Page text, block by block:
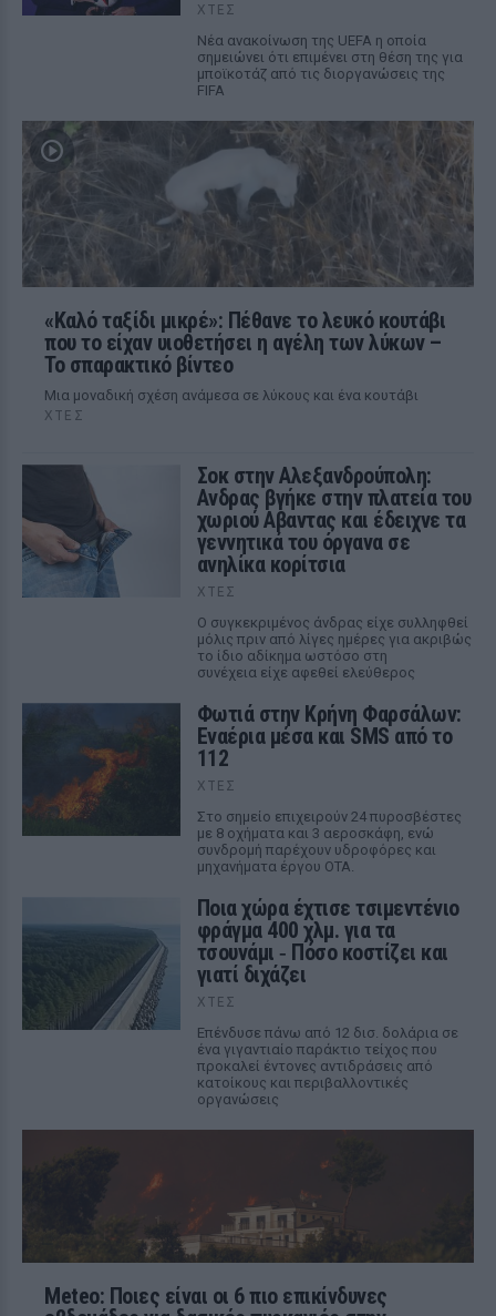
ΧΤΕΣ
Νέα ανακοίνωση της UEFA η οποία
σημειώνει ότι επιμένει στη θέση της για
μποϊκοτάζ από τις διοργανώσεις της
FIFA
«Καλό ταξίδι μικρέ»: Πέθανε το λευκό κουτάβι
που το είχαν υιοθετήσει η αγέλη των λύκων –
Το σπαρακτικό βίντεο
Μια μοναδική σχέση ανάμεσα σε λύκους και ένα κουτάβι
ΧΤΕΣ
Σοκ στην Αλεξανδρούπολη:
Ανδρας βγήκε στην πλατεία του
χωριού Αβαντας και έδειχνε τα
γεννητικά του όργανα σε
ανηλίκα κορίτσια
ΧΤΕΣ
Ο συγκεκριμένος άνδρας είχε συλληφθεί
μόλις πριν από λίγες ημέρες για ακριβώς
το ίδιο αδίκημα ωστόσο στη
συνέχεια είχε αφεθεί ελεύθερος
Φωτιά στην Κρήνη Φαρσάλων:
Εναέρια μέσα και SMS από το
112
ΧΤΕΣ
Στο σημείο επιχειρούν 24 πυροσβέστες
με 8 οχήματα και 3 αεροσκάφη, ενώ
συνδρομή παρέχουν υδροφόρες και
μηχανήματα έργου ΟΤΑ.
Ποια χώρα έχτισε τσιμεντένιο
φράγμα 400 χλμ. για τα
τσουνάμι ‑ Πόσο κοστίζει και
γιατί διχάζει
ΧΤΕΣ
Επένδυσε πάνω από 12 δισ. δολάρια σε
ένα γιγαντιαίο παράκτιο τείχος που
προκαλεί έντονες αντιδράσεις από
κατοίκους και περιβαλλοντικές
οργανώσεις
Meteo: Ποιες είναι οι 6 πιο επικίνδυνες